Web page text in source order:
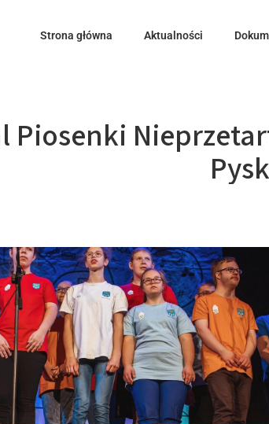
Strona główna Aktualności
Piosenki